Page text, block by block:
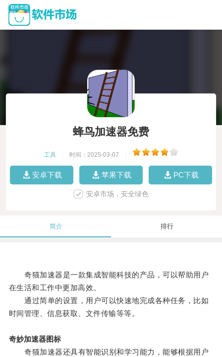
蜂鸟加速器免费
工具 时间：2025-03-07
安卓下载 苹果下载 PC下载
安卓市场，安全绿色
简介 排行
奇猫加速器是一款集成智能科技的产品，可以帮助用户
在生活和工作中更加高效。
通过简单的设置，用户可以快速地完成各种任务，比如
时间管理、信息获取、文件传输等等。
奇妙加速器图标
奇猫加速器还具有智能识别和学习能力，能够根据用户